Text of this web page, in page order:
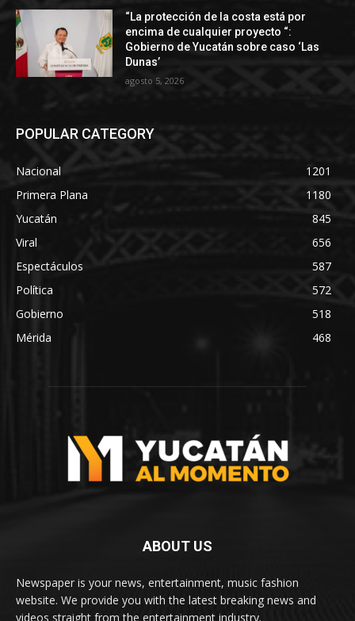
“La protección de la costa está por
encima de cualquier proyecto “:
Gobierno de Yucatán sobre caso ‘Las
Dunas’
agosto 5, 2026
POPULAR CATEGORY
Nacional
1201
Primera Plana
1180
Yucatán
845
Viral
656
Espectáculos
587
Política
572
Gobierno
518
Mérida
468
ABOUT US
Newspaper is your news, entertainment, music fashion
website. We provide you with the latest breaking news and
videos straight from the entertainment industry.